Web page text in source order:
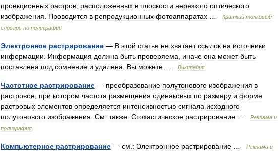
проекционных растров расположенных в плоскости нерезкого оптического
изображения
Проводится в репродукционных фотоаппаратах Краткий толковый
словарь по полиграфии
Электронное растрирование — В этой статье не хватает ссылок на источники
информации
Информация должна быть проверяема иначе она может быть
поставлена под сомнение и удалена Вы можете Википедия
Частотное растрирование — преобразование полутонового изображения в
растровое при котором частота размещения одинаковых по размеру и форме
растровых элементов определяется интенсивностью сигнала исходного
полутонового изображения См также: Стохастическое растрирование Реклама и
полиграфия
Компьютерное растрирование — см : Электронное растрирование Реклама и